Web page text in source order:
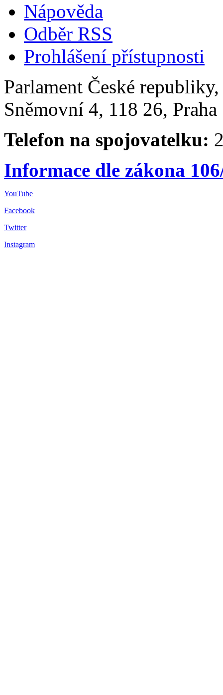
Nápověda
Odběr RSS
Prohlášení přístupnosti
Parlament České
Sněmovní 4, 118 26,
Telefon na spojovatelku:
Informace dle zákona
YouTube
Facebook
Twitter
Instagram